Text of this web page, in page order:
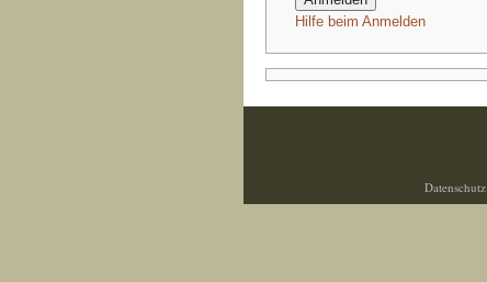
Hilfe beim Anmelden
Datenschutz